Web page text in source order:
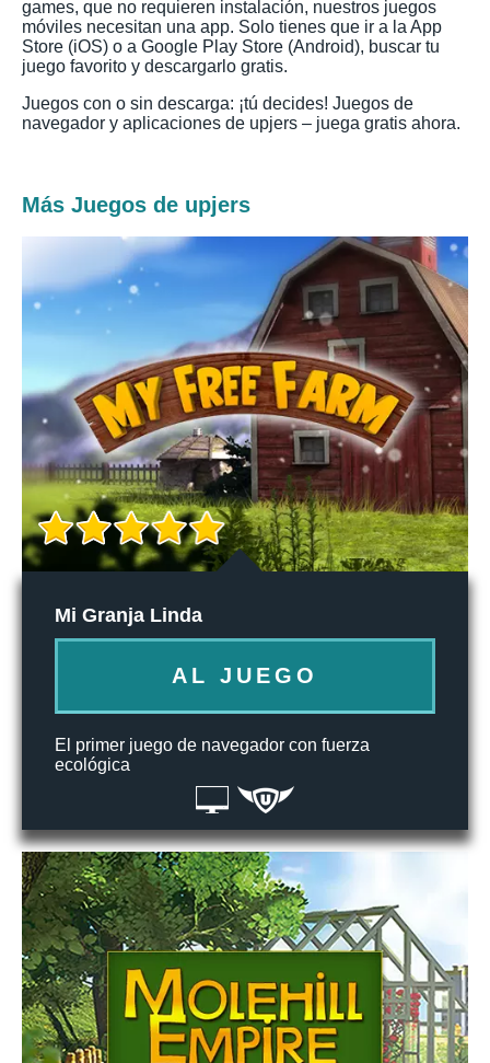
games, que no requieren instalación, nuestros juegos
móviles necesitan una app. Solo tienes que ir a la App
Store (iOS) o a Google Play Store (Android), buscar tu
juego favorito y descargarlo gratis.
Juegos con o sin descarga: ¡tú decides! Juegos de
navegador y aplicaciones de upjers – juega gratis ahora.
Más Juegos de upjers
Mi Granja Linda
AL JUEGO
El primer juego de navegador con fuerza
ecológica